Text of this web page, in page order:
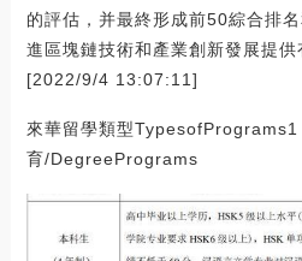
的評估，并最終形成前50綜合排
進區塊鏈技術和產業創新發展提供
[2022/9/4 13:07:11]
來華留學類型TypesofPrograms1
育/DegreePrograms